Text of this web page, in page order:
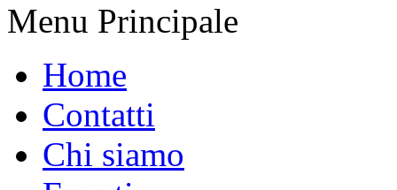
Menu Principale
Home
Contatti
Chi siamo